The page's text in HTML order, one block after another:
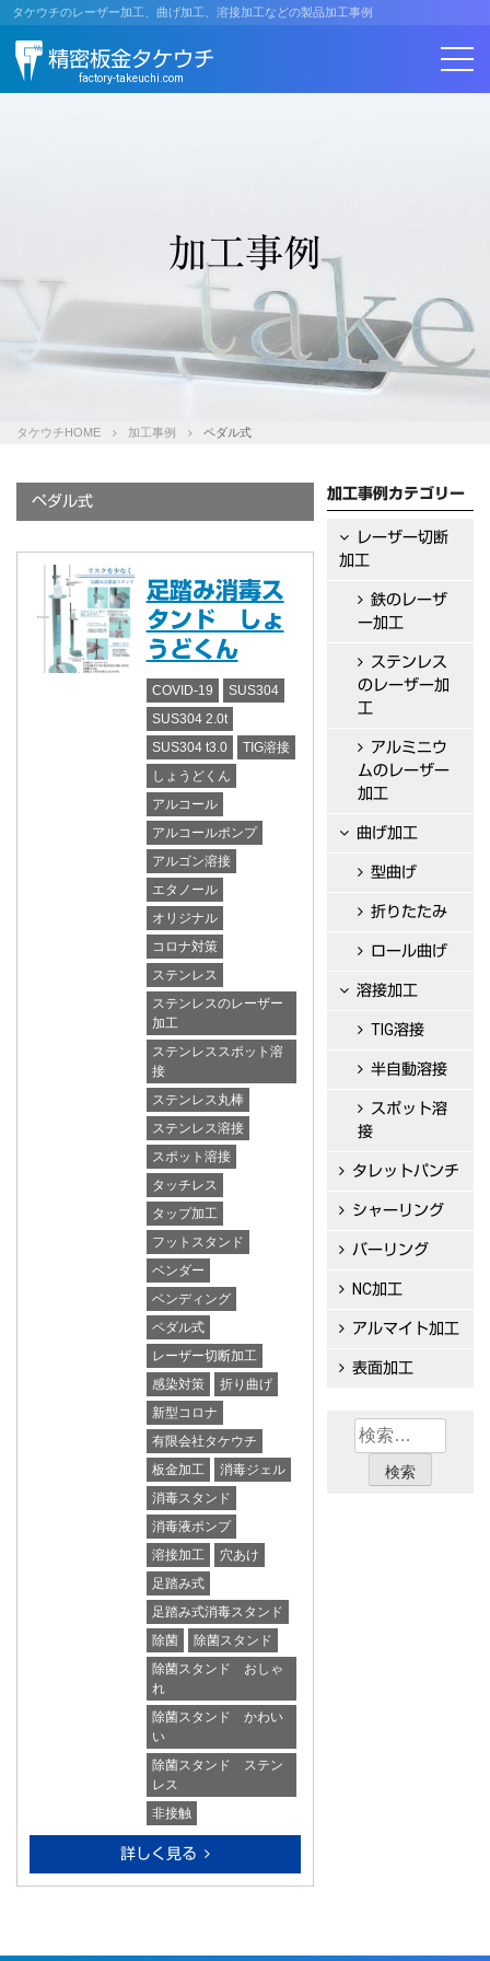
コタケウチのレーザー加工、曲げ加工、溶接加工などの製品加工事例
精密板金タケウチ
factory-takeuchi.com
加工事例
タケウチHOME 加工事例 ペダル式
ペダル式
足踏み消毒ス
タンド しょ
うどくん
COVID-19
SUS304
SUS304 2.0t
SUS304 t3.0
TIG溶接
しょうどくん
アルコール
アルコールポンプ
アルゴン溶接
エタノール
オリジナル
コロナ対策
ステンレス
ステンレスのレーザー
加工
ステンレススポット溶
接
ステンレス丸棒
ステンレス溶接
スポット溶接
タッチレス
タップ加工
フットスタンド
ベンダー
ベンディング
ペダル式
レーザー切断加工
感染対策
折り曲げ
新型コロナ
有限会社タケウチ
板金加工
消毒ジェル
消毒スタンド
消毒液ポンプ
溶接加工
穴あけ
足踏み式
足踏み式消毒スタンド
除菌
除菌スタンド
除菌スタンド おしゃ
れ
除菌スタンド かわい
い
除菌スタンド ステン
レス
非接触
詳しく見る
加工事例カテゴリー
レーザー切断
加工
鉄のレーザ
ー加工
ステンレス
のレーザー加
工
アルミニウ
ムのレーザー
加工
曲げ加工
型曲げ
折りたたみ
ロール曲げ
溶接加工
TIG溶接
半自動溶接
スポット溶
接
タレットパンチ
シャーリング
バーリング
NC加工
アルマイト加工
表面加工
検
索: